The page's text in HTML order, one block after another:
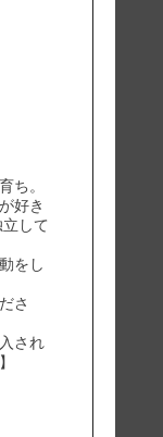
ち。
好き
して
をし
さ
され